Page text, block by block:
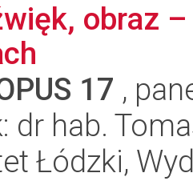
obraz
17 ,
dr hab.
Łódzki,